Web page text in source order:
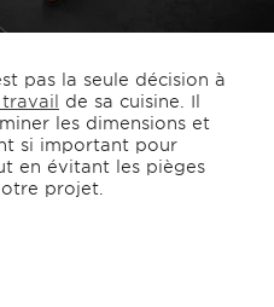
pas la seule décision à
de sa cuisine. Il
les dimensions et
si important pour
en évitant les pièges
projet.